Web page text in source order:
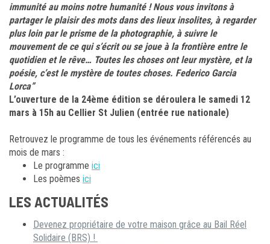
immunité au moins notre humanité ! Nous vous invitons à
partager le plaisir des mots dans des lieux insolites, à regarder
plus loin par le prisme de la photographie, à suivre le
mouvement de ce qui s’écrit ou se joue à la frontière entre le
quotidien et le rêve… Toutes les choses ont leur mystère, et la
poésie, c’est le mystère de toutes choses. Federico Garcia
Lorca”
L’ouverture de la 24ème édition se déroulera le samedi 12
mars à 15h au Cellier St Julien (entrée rue nationale)
Retrouvez le programme de tous les événements référencés au
mois de mars :
Le programme ici
Les poèmes ici
LES ACTUALITÉS
Devenez propriétaire de votre maison grâce au Bail Réel
Solidaire (BRS) !